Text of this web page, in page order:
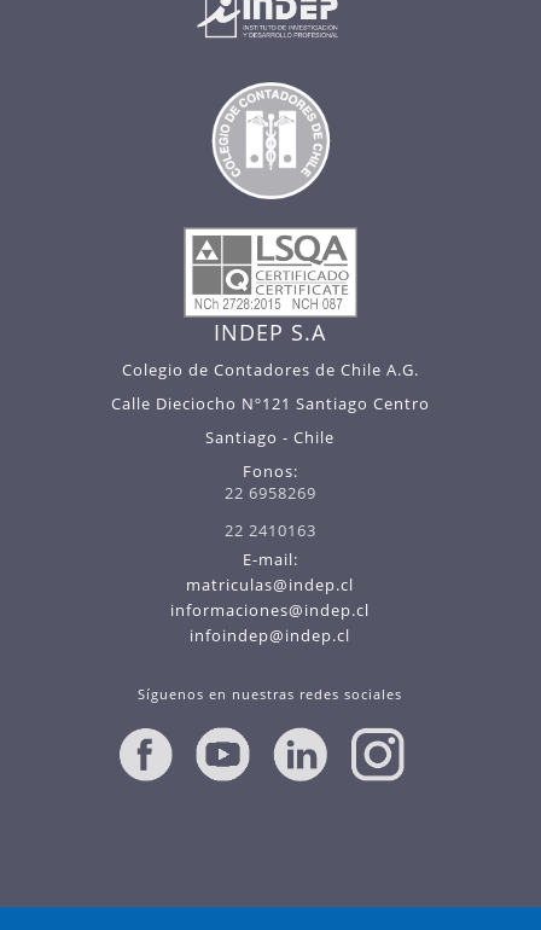
INDEP S.A
Colegio de Contadores de Chile A.G.
Calle Dieciocho Nº121 Santiago Centro
Santiago - Chile
Fonos:
22 6958269
22 2410163
E-mail:
matriculas@indep.cl
informaciones@indep.cl
infoindep@indep.cl
Síguenos en nuestras redes sociales